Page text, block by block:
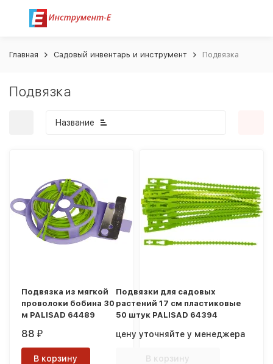
Главная Садовый инвентарь и инструмент Подвязка
Подвязка
Название
покупателей
Подвязка из мягкой
проволоки бобина 30
м PALISAD 64489
88₽
В корзину
Подвязки для садовых
растений 17 см пластиковые
50 штук PALISAD 64394
цену уточняйте у менеджера
В корзину